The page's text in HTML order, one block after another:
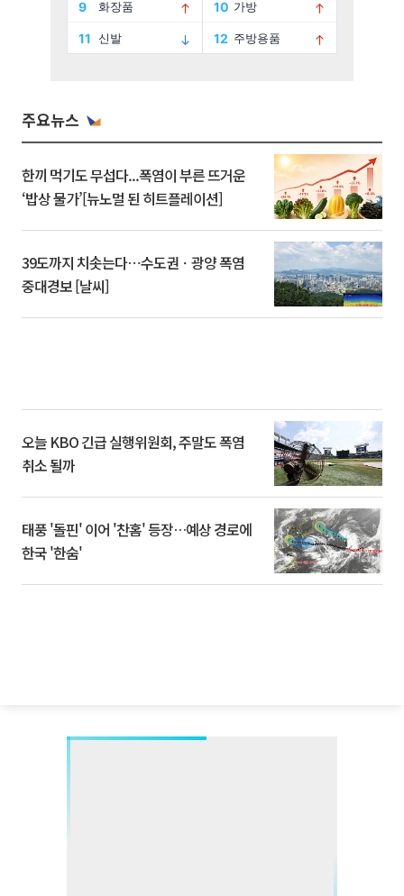
주요뉴스
한끼 먹기도 무섭다...폭염이 부른 뜨거운
‘밥상 물가’[뉴노멀 된 히트플레이션]
39도까지 치솟는다⋯수도권ㆍ광양 폭염
중대경보 [날씨]
오늘 KBO 긴급 실행위원회, 주말도 폭염
취소 될까
태풍 '돌핀' 이어 '찬홈' 등장…예상 경로에
한국 '한숨'